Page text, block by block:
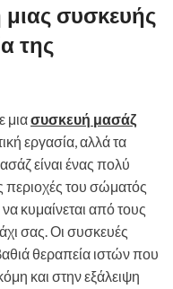
συσκευής
της
μιασυσκευή μασάζ
εργασία, αλλά τα
είναι ένας πολύ
περιοχές του σώματός
κυμαίνεται από τους
σας. Οι συσκευές
θεραπεία ιστών που
και στην εξάλειψη